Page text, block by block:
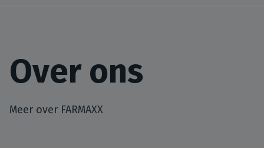
Over ons
Meer over FARMAXX